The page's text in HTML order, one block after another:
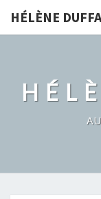
HÉLÈNE